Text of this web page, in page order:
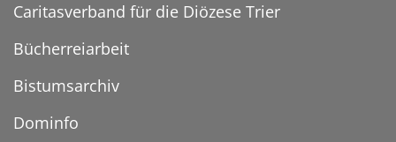
Caritasverband für die Diözese Trier
Bücherreiarbeit
Bistumsarchiv
Dominfo